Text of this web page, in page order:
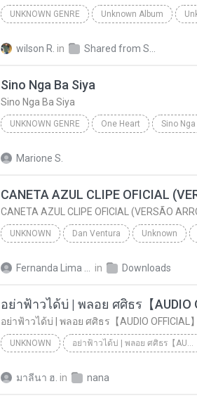
UNKNOWN GENRE Unknown Album
wilson R. in
Sino Nga Ba Siya
Sino Nga Ba Siya
UNKNOWN GENRE One Heart Sino
Marione S.
CANETA AZUL CLIPE OFICIAL (VERSÃO
UNKNOWN Dan Ventura Unknown
in Downloads
อย่าฟ้าวได้บ่ | พลอย ศศิธร【AUDIO OFFICIAL】
UNKNOWN อย่าฟ้าวได้บ่ | พลอย ศศิธร【AUDIO OFFICIAL】
มาลีนา ฮ. in nana